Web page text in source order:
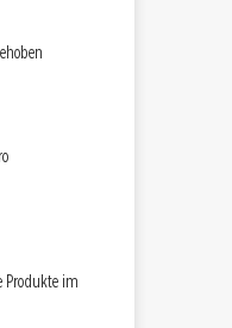
Produkte im